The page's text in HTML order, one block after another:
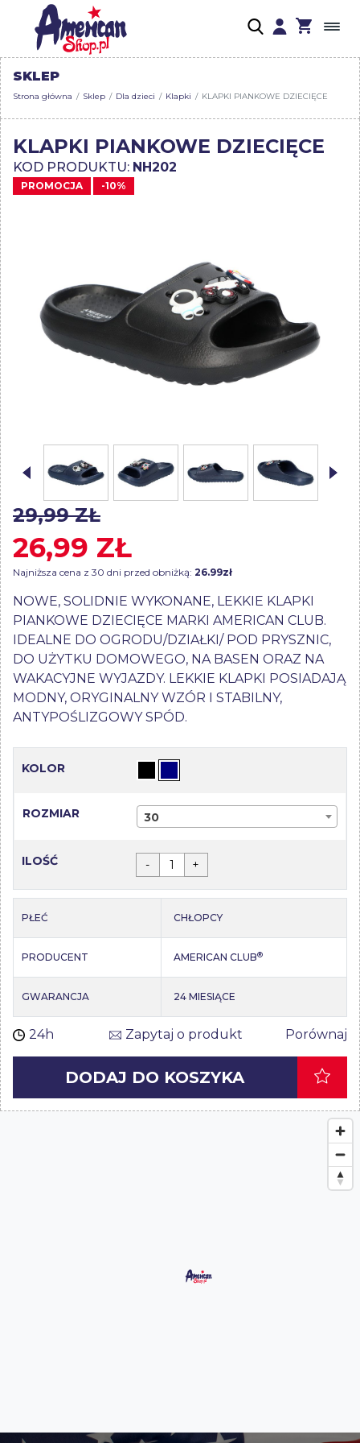
SKLEP
Strona główna Sklep Dla dzieci Klapki KLAPKI PIANKOWE DZIECIĘCE
KLAPKI PIANKOWE DZIECIĘCE
KOD PRODUKTU: NH202
PROMOCJA -10%
29,99 ZŁ
26,99 ZŁ
Najniższa cena z 30 dni przed obniżką: 26.99zł
NOWE, SOLIDNIE WYKONANE, LEKKIE KLAPKI
PIANKOWE DZIECIĘCE MARKI AMERICAN CLUB.
IDEALNE DO OGRODU/DZIAŁKI/ POD PRYSZNIC,
DO UŻYTKU DOMOWEGO, NA BASEN ORAZ NA
WAKACYJNE WYJAZDY. LEKKIE KLAPKI POSIADAJĄ
MODNY, ORYGINALNY WZÓR I STABILNY,
ANTYPOŚLIZGOWY SPÓD.
KOLOR
ROZMIAR 30
ILOŚĆ - +
PŁEĆ CHŁOPCY
PRODUCENT AMERICAN CLUB®
GWARANCJA 24 MIESIĄCE
24h Zapytaj o produkt Porównaj
DODAJ DO KOSZYKA